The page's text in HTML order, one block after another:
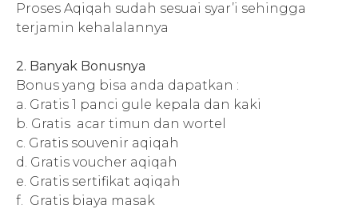
Proses Aqiqah sudah sesuai syar’i sehingga
terjamin kehalalannya
2. Banyak Bonusnya
Bonus yang bisa anda dapatkan :
a. Gratis 1 panci gule kepala dan kaki
b. Gratis acar timun dan wortel
c. Gratis souvenir aqiqah
d. Gratis voucher aqiqah
e. Gratis sertifikat aqiqah
f. Gratis biaya masak